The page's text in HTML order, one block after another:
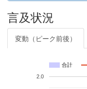
言及状況
変動（ピーク前後）
合計
2.0